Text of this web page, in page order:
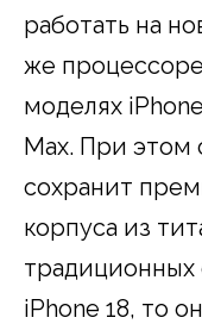
работать на
же
моделях
Max. При этом
сохранит
корпуса из
традиционных
iPhone 18, то